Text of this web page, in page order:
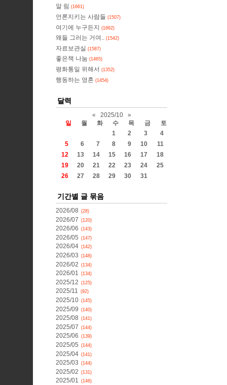
알 림 (1661)
언론지키는 사람들 (1507)
여기에 누구든지 (1662)
왜들 그러는 거여.. (1542)
자료보관실 (1587)
좋은책 나눔 (1465)
평화통일 위해서 (1352)
행동하는 영혼 (1454)
달력
« 2025/10
»
일
월 화 수 목 금
토
1
2 3
4
5
6 7 8 9 10
11
12
13 14 15 16 17
18
19
20 21 22 23 24
25
26
27 28 29 30 31
기간별 글 묶음
2026/08 (28)
2026/07 (120)
2026/06 (143)
2026/05 (147)
2026/04 (142)
2026/03 (148)
2026/02 (134)
2026/01 (134)
2025/12 (125)
2025/11 (92)
2025/10 (145)
2025/09 (140)
2025/08 (141)
2025/07 (144)
2025/06 (139)
2025/05 (144)
2025/04 (141)
2025/03 (144)
2025/02 (131)
2025/01 (146)